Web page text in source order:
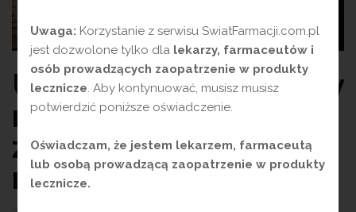
Układ odpornościowy
najlepiej wspomagać
za pomocą substancji
naturalnych
Uwaga: Korzystanie z serwisu SwiatFarmacji.com.pl
jest dozwolone tylko dla lekarzy, farmaceutów i
osób prowadzących zaopatrzenie w produkty
lecznicze. Aby kontynuować, musisz musisz
potwierdzić poniższe oświadczenie.
Oświadczam, że jestem lekarzem, farmaceutą
lub osobą prowadzącą zaopatrzenie w produkty
lecznicze.